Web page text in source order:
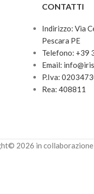
CONTATTI
Indirizzo: Via
Pescara PE
Telefono: +39
Email:
P.Iva:
Rea: 408811
2026 in collaborazione